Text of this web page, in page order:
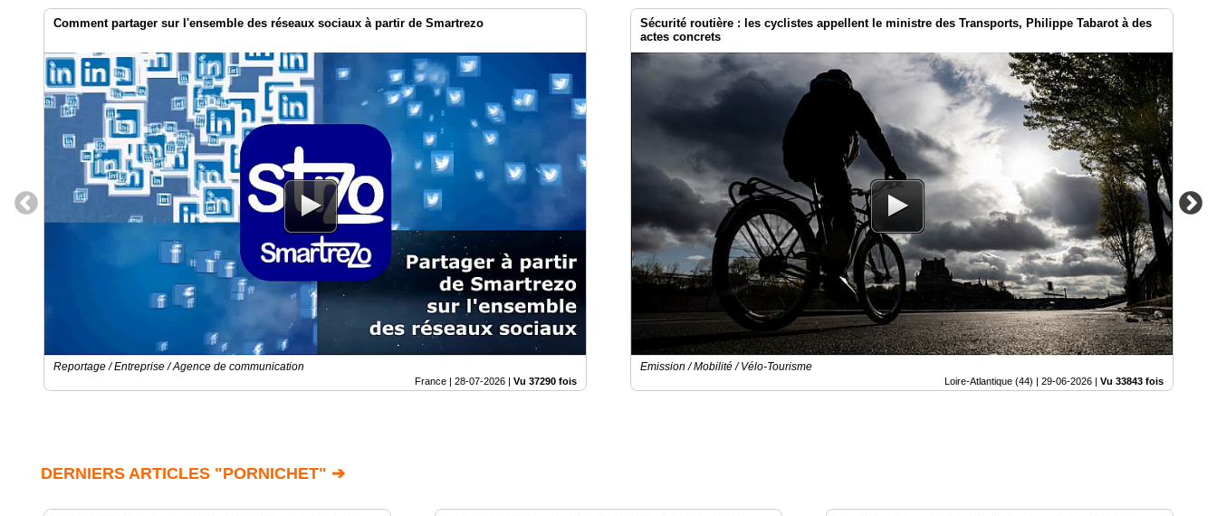
Comment partager sur l'ensemble des réseaux sociaux à partir de Smartrezo
Reportage / Entreprise / Agence de communication
France | 28-07-2026 Vu 37290 fois
Sécurité routière : les cyclistes appellent le ministre des Transports, Philippe Tabarot à des
actes concrets
Emission / Mobilité / Vélo-Tourisme
Loire-Atlantique (44) | 29-06-2026 Vu 33843 fois
DERNIERS ARTICLES "PORNICHET" ➔